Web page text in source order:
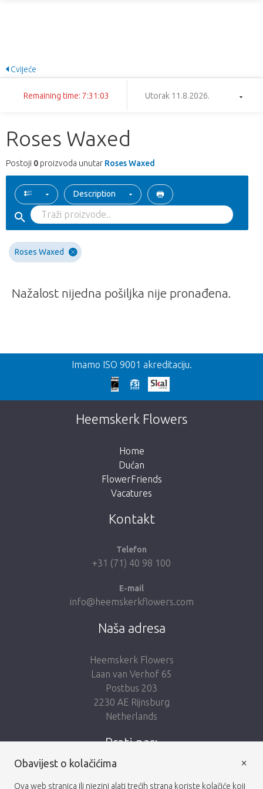
Cvijeće
Remaining time: 7:31:03 Utorak 11.8.2026.
Roses Waxed
Postoji 0 proizvoda unutar Roses Waxed
Description
Roses Waxed
Nažalost nijedna pošiljka nije pronađena.
Nazad
Prekasno!
Nažalost, ovaj artikl je rasprodan. Kliknite na
gumb ispod za povratak u trgovinu.
Imamo ISO 9001 akreditaciju.
Heemskerk Flowers
Home
Dućan
FlowerFriends
Vacatures
Kontakt
Telefon
+31 (71) 40 98 100
E-mail
info@heemskerkflowers.com
Naša adresa
Heemskerk Flowers
Laan van Verhof 65
Postbus 203
2230 AE Rijnsburg
Netherlands
Prati nas:
Obavijest o kolačićima
Ova web stranica ili njezini alati trećih strana koriste kolačiće koji
×